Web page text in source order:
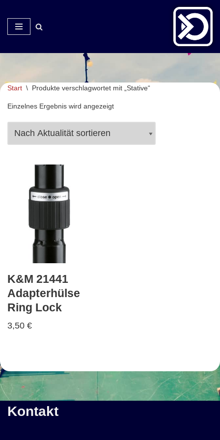
Zum
Inhalt
Start \ Produkte verschlagwortet mit „Stative“
Einzelnes Ergebnis wird angezeigt
K&M 21441
Adapterhülse
Ring Lock
3,50 €
Kontakt